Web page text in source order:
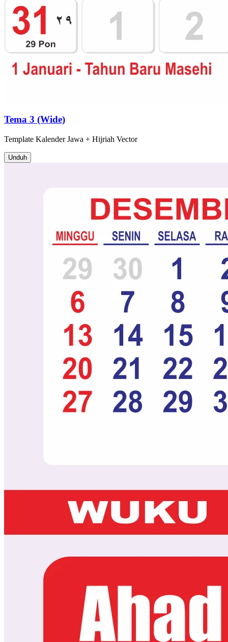
Tema 3 (Wide)
Template Kalender Jawa + Hijriah Vector
Unduh